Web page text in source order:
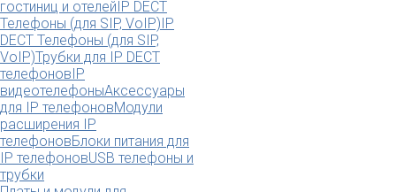
гостиниц и отелейIP DECT
Телефоны (для SIP, VoIP)IP
DECT Телефоны (для SIP,
VoIP)Трубки для IP DECT
телефоновIP
видеотелефоныАксессуары
для IP телефоновМодули
расширения IP
телефоновБлоки питания для
IP телефоновUSB телефоны и
трубки